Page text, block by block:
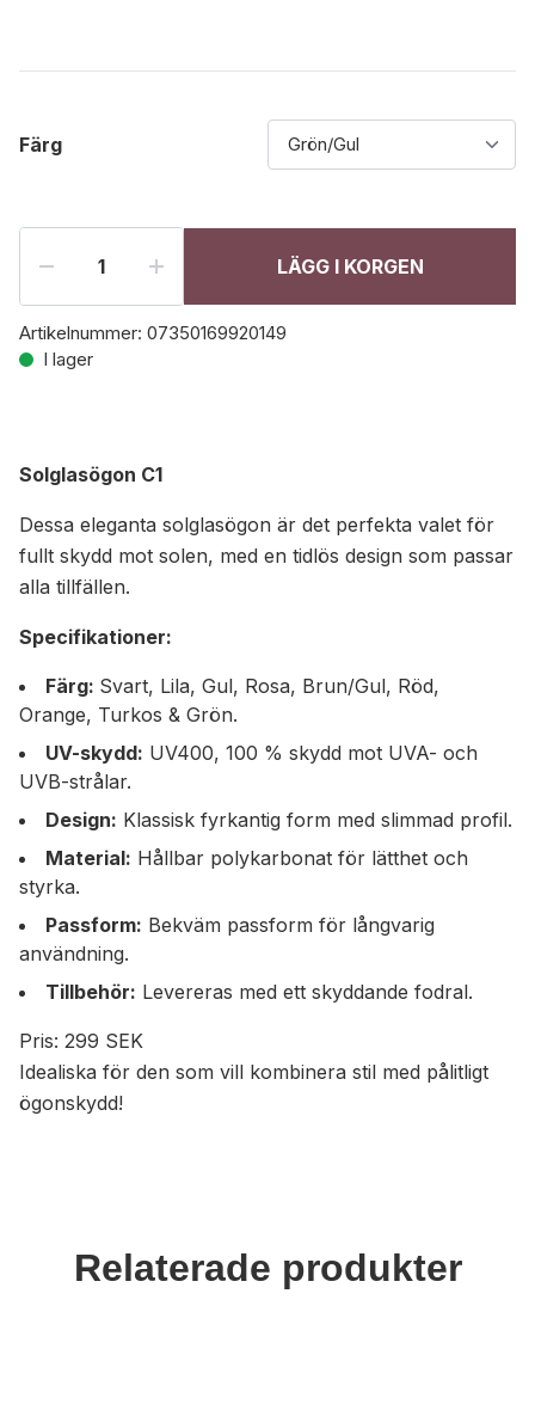
Färg
LÄGG I KORGEN
Artikelnummer: 07350169920149
I lager
Solglasögon C1
Dessa eleganta solglasögon är det perfekta valet för
fullt skydd mot solen, med en tidlös design som passar
alla tillfällen.
Specifikationer:
Färg: Svart, Lila, Gul, Rosa, Brun/Gul, Röd,
Orange, Turkos & Grön.
UV-skydd: UV400, 100 % skydd mot UVA- och
UVB-strålar.
Design: Klassisk fyrkantig form med slimmad profil.
Material: Hållbar polykarbonat för lätthet och
styrka.
Passform: Bekväm passform för långvarig
användning.
Tillbehör: Levereras med ett skyddande fodral.
Pris: 299 SEK
Idealiska för den som vill kombinera stil med pålitligt
ögonskydd!
Relaterade produkter